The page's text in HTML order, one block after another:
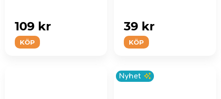
KÖP
109 kr
KÖP
39 kr
Nyhet